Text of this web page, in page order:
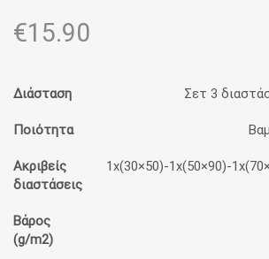
€15.90
Διάσταση Σετ 3
Ποιότητα
Ακριβείς
διαστάσεις
1x(30×50)-1x(50×90)-
Βάρος
(g/m2)